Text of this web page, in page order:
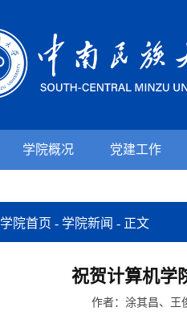
学院概况 党建工作
学院首页 - 学院新闻 - 正文
祝贺计算机学
作者：涂其昌、